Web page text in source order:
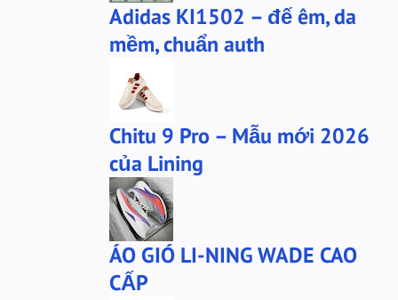
san-sale
tai nghe
tai-nghe
thanh lý
túi đeo chéo
tất nanjiren
Áo khoác 361
áo anta
áo cartelo
áo khoác adidas
Adidas KI1502 – đế êm, da
mềm, chuẩn auth
Chitu 9 Pro – Mẫu mới 2026
của Lining
ÁO GIÓ LI-NING WADE CAO
CẤP